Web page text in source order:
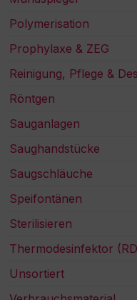
Polymerisation
Prophylaxe & ZEG
Reinigung, Pflege &
Röntgen
Sauganlagen
Saughandstücke
Saugschläuche
Speifontänen
Sterilisieren
Thermodesinfektor
Unsortiert